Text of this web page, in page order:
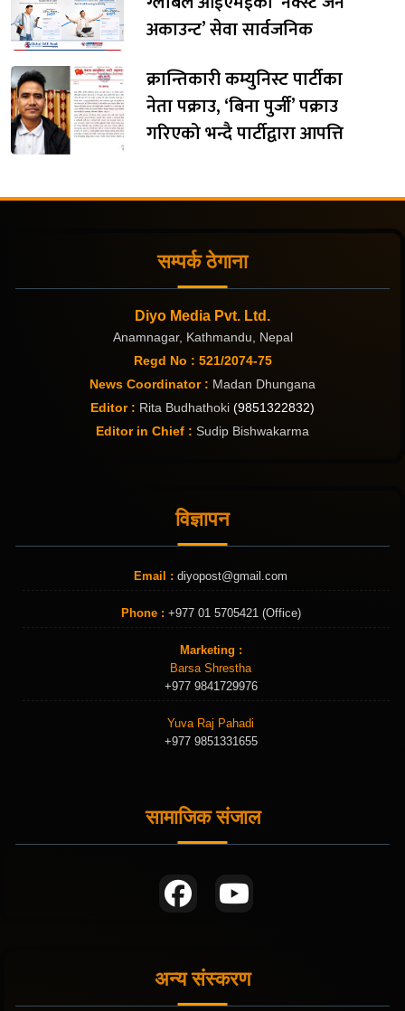
अकाउन्ट’ सेवा सार्वजनिक
क्रान्तिकारी कम्युनिस्ट पार्टीका
नेता पक्राउ, ‘बिना पुर्जी’ पक्राउ
गरिएको भन्दै पार्टीद्वारा आपत्ति
सम्पर्क ठेगाना
Diyo Media Pvt. Ltd.
Anamnagar, Kathmandu, Nepal
Regd No : 521/2074-75
News Coordinator : Madan Dhungana
Editor : Rita Budhathoki (9851322832)
Editor in Chief : Sudip Bishwakarma
विज्ञापन
Email : diyopost@gmail.com
Phone : +977 01 5705421 (Office)
Marketing :
Barsa Shrestha
+977 9841729976
Yuva Raj Pahadi
+977 9851331655
सामाजिक संजाल
अन्य संस्करण